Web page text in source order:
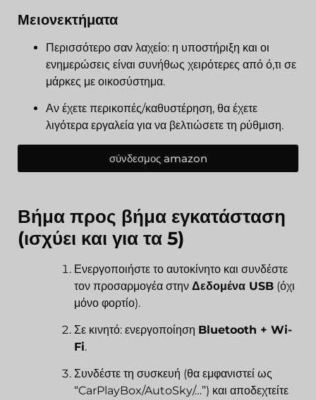
Μειονεκτήματα
Περισσότερο σαν λαχείο: η υποστήριξη και οι
ενημερώσεις είναι συνήθως χειρότερες από ό,τι σε
μάρκες με οικοσύστημα.
Αν έχετε περικοπές/καθυστέρηση, θα έχετε
λιγότερα εργαλεία για να βελτιώσετε τη ρύθμιση.
σύνδεσμος amazon
Βήμα προς βήμα εγκατάσταση
(ισχύει και για τα 5)
Ενεργοποιήστε το αυτοκίνητο και συνδέστε
τον προσαρμογέα στην Δεδομένα USB (όχι
μόνο φορτίο).
Σε κινητό: ενεργοποίηση Bluetooth + Wi-
Fi.
Συνδέστε τη συσκευή (θα εμφανιστεί ως
“CarPlayBox/AutoSky/…”) και αποδεχτείτε